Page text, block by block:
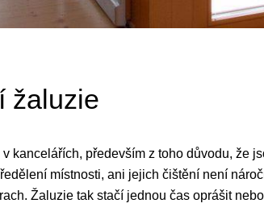
žaluzie
kancelářích, především z toho důvodu, že
místnosti, ani jejich čištění není
Žaluzie tak stačí jednou čas oprášit